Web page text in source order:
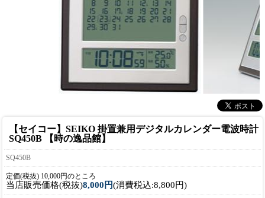
【セイコー】SEIKO 掛置兼用デジタルカレンダー電波時計
SQ450B 【時の逸品館】
SQ450B
定価(税抜) 10,000円のところ
当店販売価格(税抜)8,000円(消費税込:8,800円)